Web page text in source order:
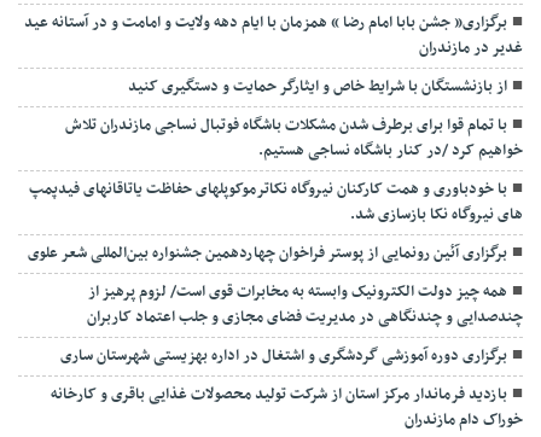
برگزاری« جشن بابا امام رضا » همزمان با ایام دهه ولایت و امامت و در آستانه عید
غدیر در مازندران
از بازنشستگان با شرایط خاص و ایثارگر حمایت و دستگیری کنید
با تمام قوا برای برطرف شدن مشکلات باشگاه فوتبال نساجی مازندران تلاش
خواهیم کرد /در کنار باشگاه نساجی هستیم.
با خودباوری و همت کارکنان نیروگاه نکاترموکوپلهای حفاظت یاتاقانهای فیدپمپ
های نیروگاه نکا بازسازی شد.
برگزاری آئین رونمایی از پوستر فراخوان چهاردهمین جشنواره بین‌المللی شعر علوی
همه چیز دولت الکترونیک وابسته به مخابرات قوی است/ لزوم پرهیز از
چندصدایی و چندنگاهی در مدیریت فضای مجازی و جلب اعتماد کاربران
برگزاری دوره آموزشی گردشگری و اشتغال در اداره بهزیستی شهرستان ساری
بازدید فرماندار مرکز استان از شرکت تولید محصولات غذایی باقری و کارخانه
خوراک دام مازندران